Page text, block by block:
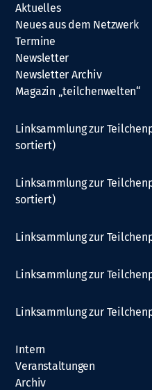
Aktuelles
Neues aus dem Netzwerk
Termine
Newsletter
Newsletter Archiv
Magazin „teilchenwelten“
Linksammlung zur
sortiert)
Linksammlung zur
sortiert)
Linksammlung zur
Linksammlung zur
Linksammlung zur
Intern
Veranstaltungen
Archiv